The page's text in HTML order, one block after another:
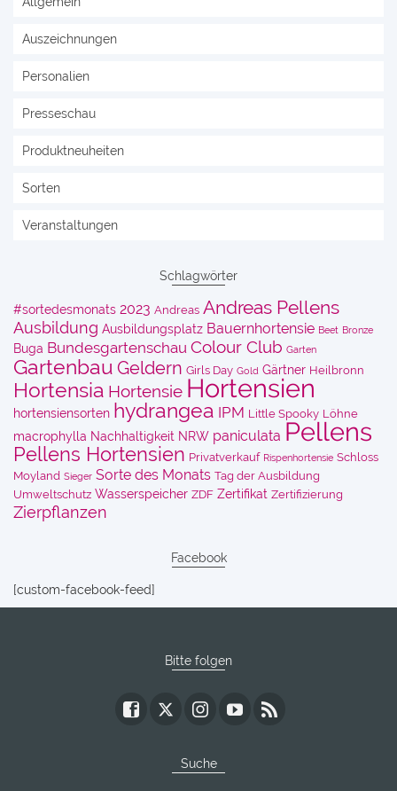
Auszeichnungen
Personalien
Presseschau
Produktneuheiten
Sorten
Veranstaltungen
Schlagwörter
#sortedesmonats 2023 Andreas Andreas Pellens
Ausbildung Ausbildungsplatz Bauernhortensie Beet Bronze
Buga Bundesgartenschau Colour Club Garten
Gartenbau Geldern Girls Day Gold Gärtner Heilbronn
Hortensia Hortensie Hortensien
hortensiensorten hydrangea IPM Little Spooky Löhne
macrophylla Nachhaltigkeit NRW paniculata Pellens
Pellens Hortensien Privatverkauf Rispenhortensie Schloss
Moyland Sieger Sorte des Monats Tag der Ausbildung
Umweltschutz Wasserspeicher ZDF Zertifikat Zertifizierung
Zierpflanzen
Facebook
[custom-facebook-feed]
Bitte folgen
Suche